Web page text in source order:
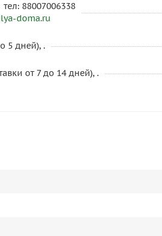
тел: 88007006338
doma.ru
5 дней), .
от 7 до 14 дней), .